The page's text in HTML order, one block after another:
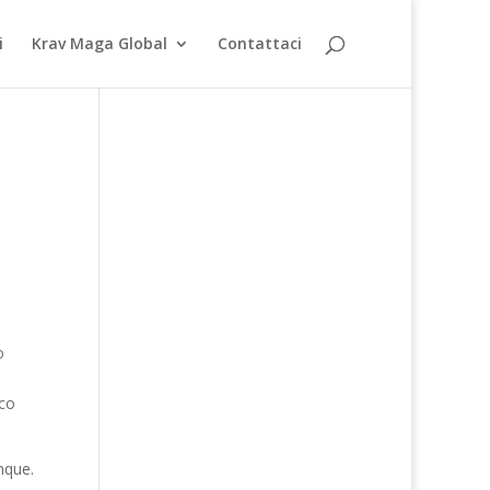
Krav Maga Global Contattaci